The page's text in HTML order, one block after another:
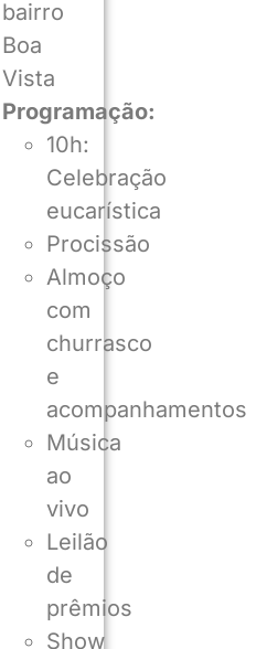
bairro
Boa
Vista
Programação:
10h:
Celebração
eucarística
Procissão
Almoço
com
churrasco
e
acompanhamentos
Música
ao
vivo
Leilão
de
prêmios
Show